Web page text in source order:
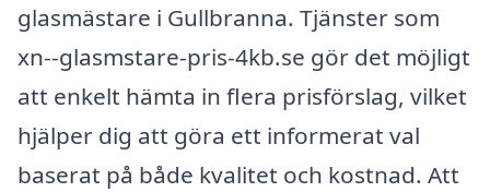
glasmästare i Gullbranna. Tjänster som
xn--glasmstare-pris-4kb.se gör det möjligt
att enkelt hämta in flera prisförslag, vilket
hjälper dig att göra ett informerat val
baserat på både kvalitet och kostnad. Att